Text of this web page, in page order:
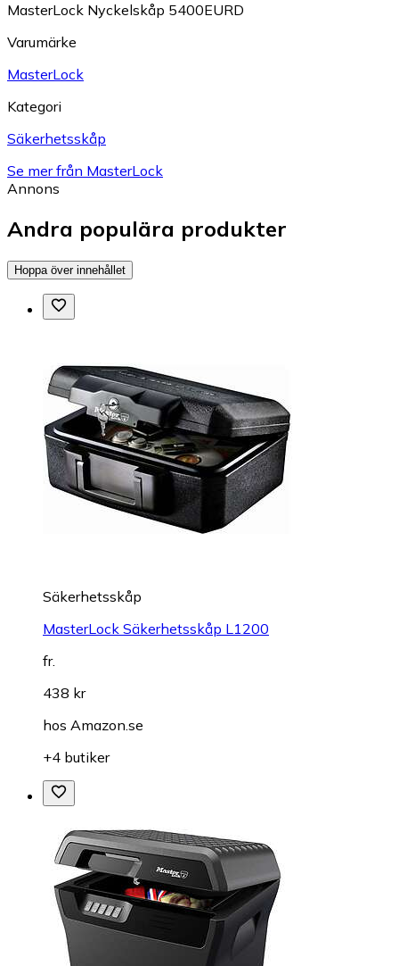
MasterLock Nyckelskåp 5400EURD
Varumärke
MasterLock
Kategori
Säkerhetsskåp
Se mer från MasterLock
Annons
Andra populära produkter
Hoppa över innehållet
Säkerhetsskåp
MasterLock Säkerhetsskåp L1200
fr.
438 kr
hos Amazon.se
+4 butiker